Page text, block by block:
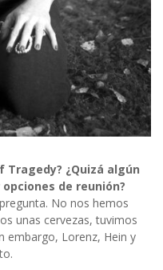
Tragedy? ¿Quizá algún
de reunión?
No nos hemos
unas cervezas, tuvimos
embargo, Lorenz, Hein y